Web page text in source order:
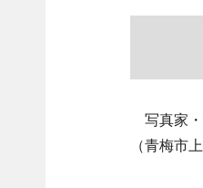
写真家・
（青梅市